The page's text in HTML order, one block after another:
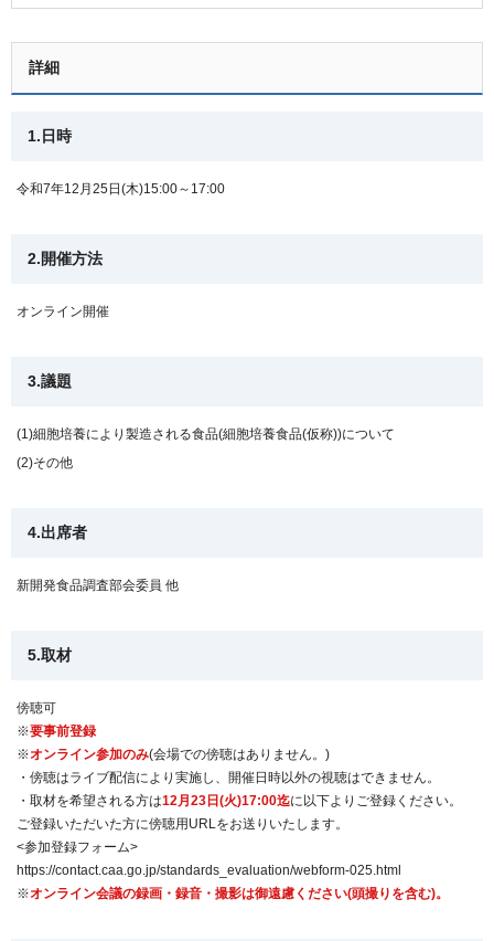
詳細
1.日時
令和7年12月25日(木)15:00～17:00
2.開催方法
オンライン開催
3.議題
(1)細胞培養により製造される食品(細胞培養食品(仮称))について
(2)その他
4.出席者
新開発食品調査部会委員 他
5.取材
傍聴可
※要事前登録
※オンライン参加のみ(会場での傍聴はありません。)
・傍聴はライブ配信により実施し、開催日時以外の視聴はできません。
・取材を希望される方は12月23日(火)17:00迄に以下よりご登録ください。
ご登録いただいた方に傍聴用URLをお送りいたします。
<参加登録フォーム>
https://contact.caa.go.jp/standards_evaluation/webform-025.html
※オンライン会議の録画・録音・撮影は御遠慮ください(頭撮りを含む)。